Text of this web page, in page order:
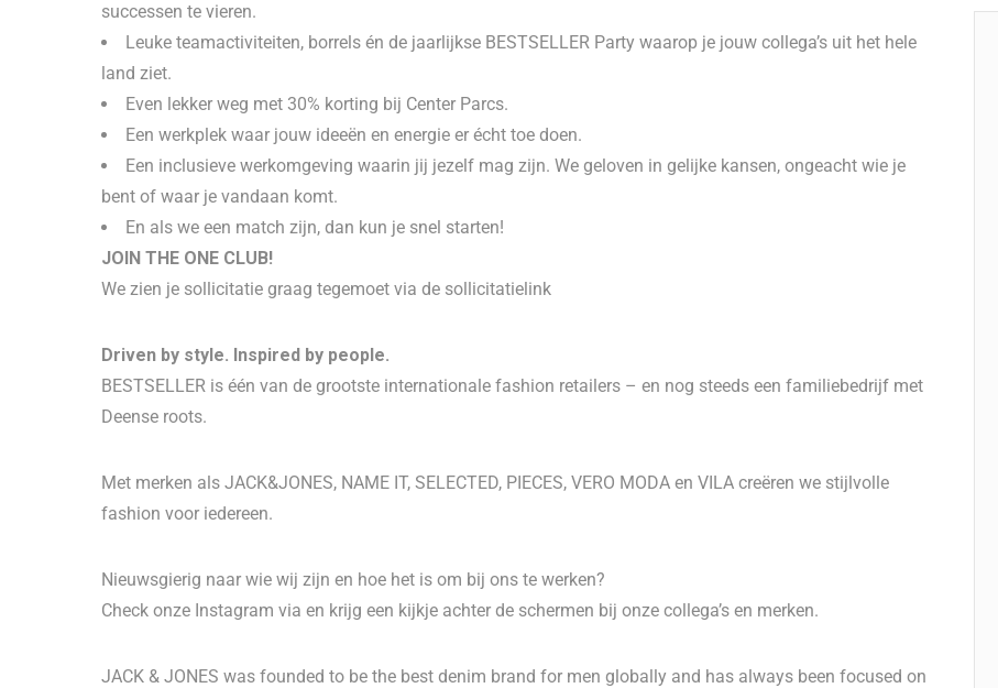
successen te vieren.
Leuke teamactiviteiten, borrels én de jaarlijkse BESTSELLER Party waarop je jouw collega’s uit het hele
land ziet.
Even lekker weg met 30% korting bij Center Parcs.
Een werkplek waar jouw ideeën en energie er écht toe doen.
Een inclusieve werkomgeving waarin jij jezelf mag zijn. We geloven in gelijke kansen, ongeacht wie je
bent of waar je vandaan komt.
En als we een match zijn, dan kun je snel starten!
JOIN THE ONE CLUB!
We zien je sollicitatie graag tegemoet via de sollicitatielink
Driven by style. Inspired by people.
BESTSELLER is één van de grootste internationale fashion retailers – en nog steeds een familiebedrijf met
Deense roots.
Met merken als JACK&JONES, NAME IT, SELECTED, PIECES, VERO MODA en VILA creëren we stijlvolle
fashion voor iedereen.
Nieuwsgierig naar wie wij zijn en hoe het is om bij ons te werken?
Check onze Instagram via en krijg een kijkje achter de schermen bij onze collega’s en merken.
JACK & JONES was founded to be the best denim brand for men globally and has always been focused on